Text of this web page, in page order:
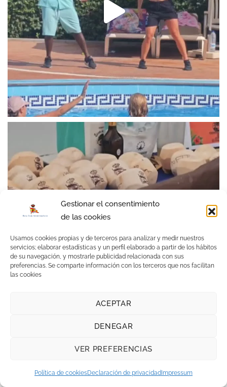
Gestionar el consentimiento
de las cookies
Usamos cookies propias y de terceros para analizar y medir nuestros
servicios; elaborar estadísticas y un perfil elaborado a partir de los hábitos
de su navegación, y mostrarle publicidad relacionada con sus
preferencias. Se comparte información con los terceros que nos facilitan
las cookies
ACEPTAR
DENEGAR
VER PREFERENCIAS
Política de cookiesDeclaración de privacidad Impressum